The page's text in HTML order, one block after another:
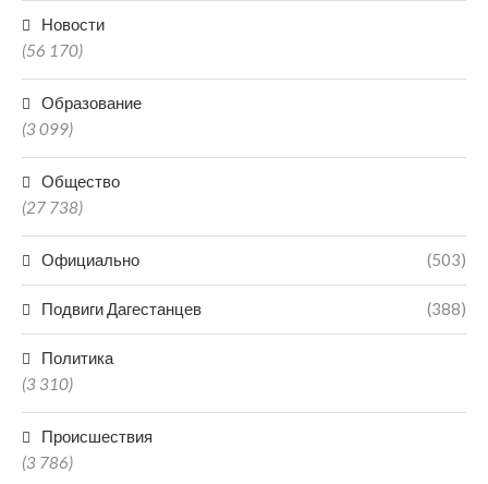
Новости
(56 170)
Образование
(3 099)
Общество
(27 738)
Официально (503)
Подвиги Дагестанцев (388)
Политика
(3 310)
Происшествия
(3 786)